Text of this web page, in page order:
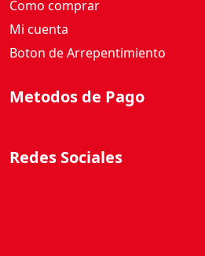
Como comprar
Mi cuenta
Boton de Arrepentimiento
Metodos de Pago
Redes Sociales